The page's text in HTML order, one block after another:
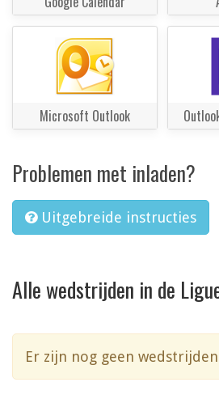
Microsoft Outlook
Problemen met inladen?
Uitgebreide instructies
Alle wedstrijden in de
Er zijn nog geen